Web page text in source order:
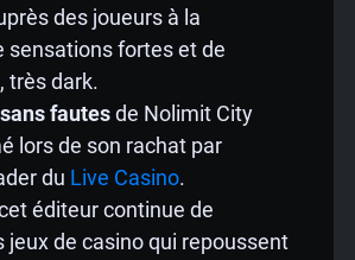
des joueurs à la
sensations fortes et de
très dark.
fautesde Nolimit City
lors de son rachat par
du Live Casino.
éditeur continue de
jeux de casino qui repoussent